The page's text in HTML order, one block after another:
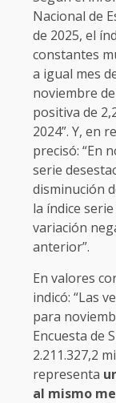
Nacional de
de 2025, el
constantes
a igual mes
noviembre
positiva de
2024”. Y, en
precisó: “En
serie
disminución
la índice
variación
anterior”.
En valores
indicó: “Las
para
Encuesta de
2.211.327,2
representa
al mismo